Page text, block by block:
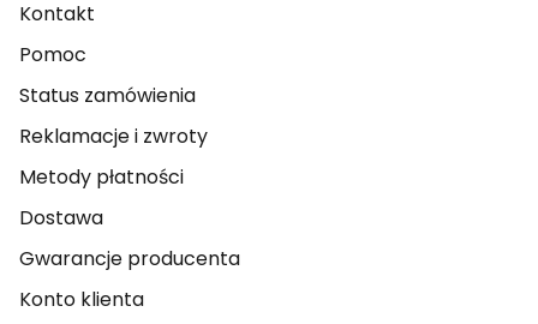
Kontakt
Pomoc
Status zamówienia
Reklamacje i zwroty
Metody płatności
Dostawa
Gwarancje producenta
Konto klienta